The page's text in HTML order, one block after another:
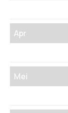
Apr
Mei